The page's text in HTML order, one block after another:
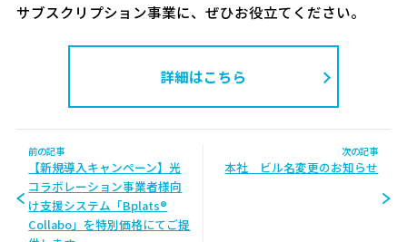
サブスクリプション事業に、ぜひお役立てください。
詳細はこちら
前の記事
【新規導入キャンペーン】光
コラボレーション事業者様向
け支援システム「Bplats®
Collabo」を特別価格にてご提
次の記事
本社 ビル名変更のお知らせ